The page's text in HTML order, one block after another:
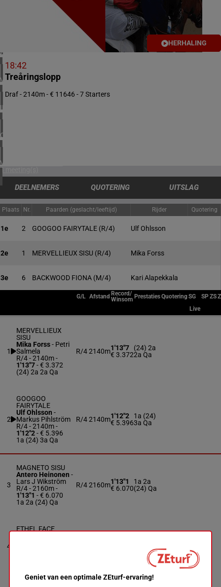
ZUID-AFRIKA
1 meeting(s)
VERENIGD KONINKRIJK
5 meeting(s)
IERLAND
1 meeting(s)
CHILI
1 meeting(s)
VERENIGDE STATEN
4 meeting(s)
HERHALING
18:42
Treåringslopp
Draf - 2140m - € 11646 - 7 Starters
DEELNEMERS QUOTERING UITSLAG
Plaats Nr. Paarden (geslacht/leeftijd) Rijder Quotering
1e 2 GOOGOO FAIRYTALE (R/4) Ulf Ohlsson
2e 1 MERVELLIEUX SISU (R/4) Mika Forss
3e 6 BACKWOOD FIONA (M/4) Kari Alapekkala
G/L Afstand Record/
Winsom PrestatiesQuoteringSG SPZS
Live
1
MERVELLIEUX
SISU
Mika Forss- Petri
Salmela
R/4 - 2140m-
1'13"7- € 3.372
(24) 2a 2a Qa
R/42140m1'13"7
€ 3.372
(24) 2a
2a Qa
2
GOOGOO
FAIRYTALE
Ulf Ohlsson -
Markus Pihlström
R/4 - 2140m-
1'12"2- € 5.396
1a (24) 3a Qa
R/42140m1'12"2
€ 5.396
1a (24)
3a Qa
3
MAGNETO SISU
Antero Heinonen -
Lars J Wikström
R/4 - 2160m-
1'13"1 - € 6.070
1a 2a (24) Qa
R/42160m1'13"1
€ 6.070
1a 2a
(24) Qa
4
ETHEL FACE
Geniet van een optimale ZEturf-ervaring!